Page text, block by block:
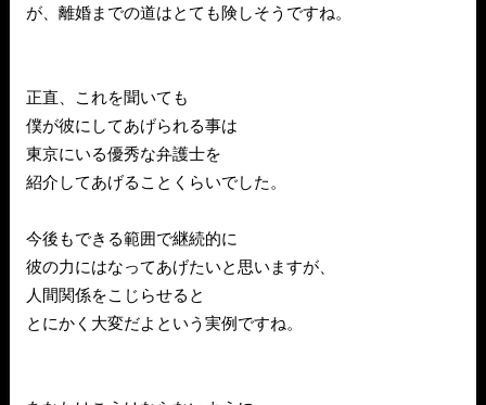
が、離婚までの道はとても険しそうですね。
正直、これを聞いても
僕が彼にしてあげられる事は
東京にいる優秀な弁護士を
紹介してあげることくらいでした。
今後もできる範囲で継続的に
彼の力にはなってあげたいと思いますが、
人間関係をこじらせると
とにかく大変だよという実例ですね。